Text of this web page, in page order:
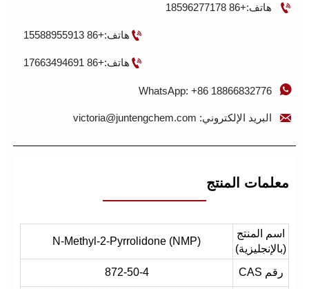
 هاتف:+86 18596277178
 هاتف:+86 15588955913
 هاتف:+86 17663494691

WhatsApp: +86 18866832776
 البريد الإلكتروني: victoria@juntengchem.com
معلمات المنتج
اسم المنتج
(بالإنجليزية)
N-Methyl-2-Pyrrolidone (NMP)
رقم CAS 872-50-4